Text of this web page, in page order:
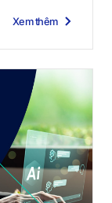
Xem thêm